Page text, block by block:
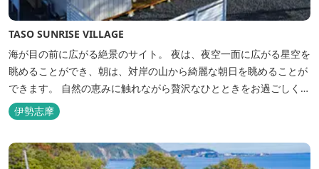
TASO SUNRISE VILLAGE
海が目の前に広がる絶景のサイト。 夜は、夜空一面に広がる星空を
眺めることができ、朝は、対岸の山から綺麗な朝日を眺めることが
できます。 自然の恵みに触れながら贅沢なひとときをお過ごしくだ
さい。 ウッドテラスでのバーベキューを楽しむこともでき、BBQ
初心者でも安心のガスBBQ台をご用意しております。 また、海岸
を散策しながら海風を感じるのもよし、インスタントハウス内でリ
ラックスする...
伊勢志摩